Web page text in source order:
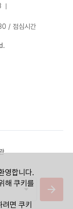
/ 점심시간
영합니다.
해 쿠키를
면 쿠키